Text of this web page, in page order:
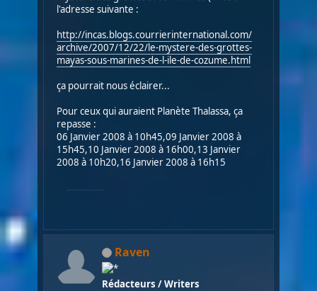
l'adresse suivante :
http://incas.blogs.courrierinternational.com/
archive/2007/12/22/le-mystere-des-grottes-
mayas-sous-marines-de-l-ile-de-cozume.html
ça pourrait nous éclairer...
Pour ceux qui auraient Planète Thalassa, ça
repasse :
06 Janvier 2008 à 10h45,09 Janvier 2008 à
15h45,10 Janvier 2008 à 16h00,13 Janvier
2008 à 10h20,16 Janvier 2008 à 16h15
Raven
Rédacteurs / Writers